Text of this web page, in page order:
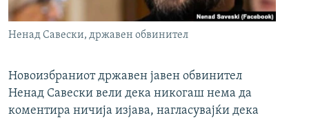
Ненад Савески, државен обвинител
Новоизбраниот државен јавен обвинител
Ненад Савески вели дека никогаш нема да
коментира ничија изјава, нагласувајќи дека